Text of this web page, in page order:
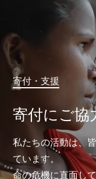
寄付・支援
寄付にご協
私たちの活動は、
ています。
命の危機に直面し